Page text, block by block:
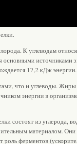
К углеводам
источниками
17,2 кДж энергии.
что и углеводы. Жиры
энергии в
состоят из углерода,
материалом.
ферментов